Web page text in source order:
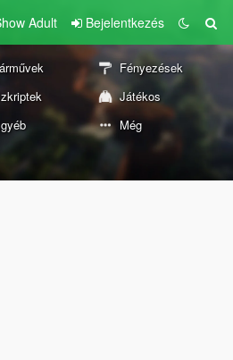
Adult Bejelentkezés
Fényezések
Játékos
Még